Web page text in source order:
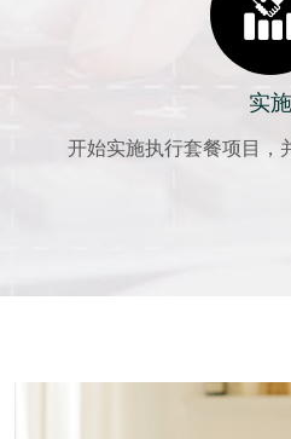
实施
开始实施执行套餐项目，